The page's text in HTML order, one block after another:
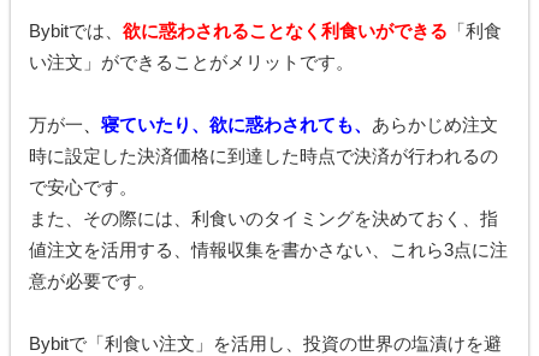
Bybitでは、 欲に惑わされることなく利食いができる 「利食
い注文」ができることがメリットです。
万が一 寝ていたり、欲に惑わされても、 あらかじめ注文
時に設定した決済価格に到達した時点で決済が行われるの
で安心です。
また、その際には、利食いのタイミングを決めておく、指
値注文を活用する、情報収集を書かさない、これら3点に注
意が必要です。
Bybitで「利食い注文」を活用し、投資の世界の塩漬けを避